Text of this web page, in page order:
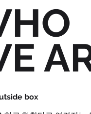
box